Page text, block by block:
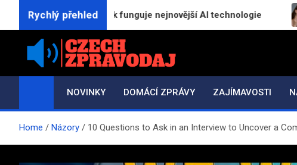
Rychlý přehled
znaménka: Jak funguje nejnovější AI technologie
Czech-Zpravodaj.cz
Zpravodajství a informace z česka
NOVINKY
DOMÁCÍ ZPRÁVY ZAJÍMAVOSTI
Home Názory 10 Questions to Ask in an Interview to Uncover a